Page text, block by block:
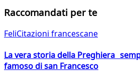
Raccomandati per te
FeliCitazioni francescane
La vera storia della Preghiera
famoso di san Francesco